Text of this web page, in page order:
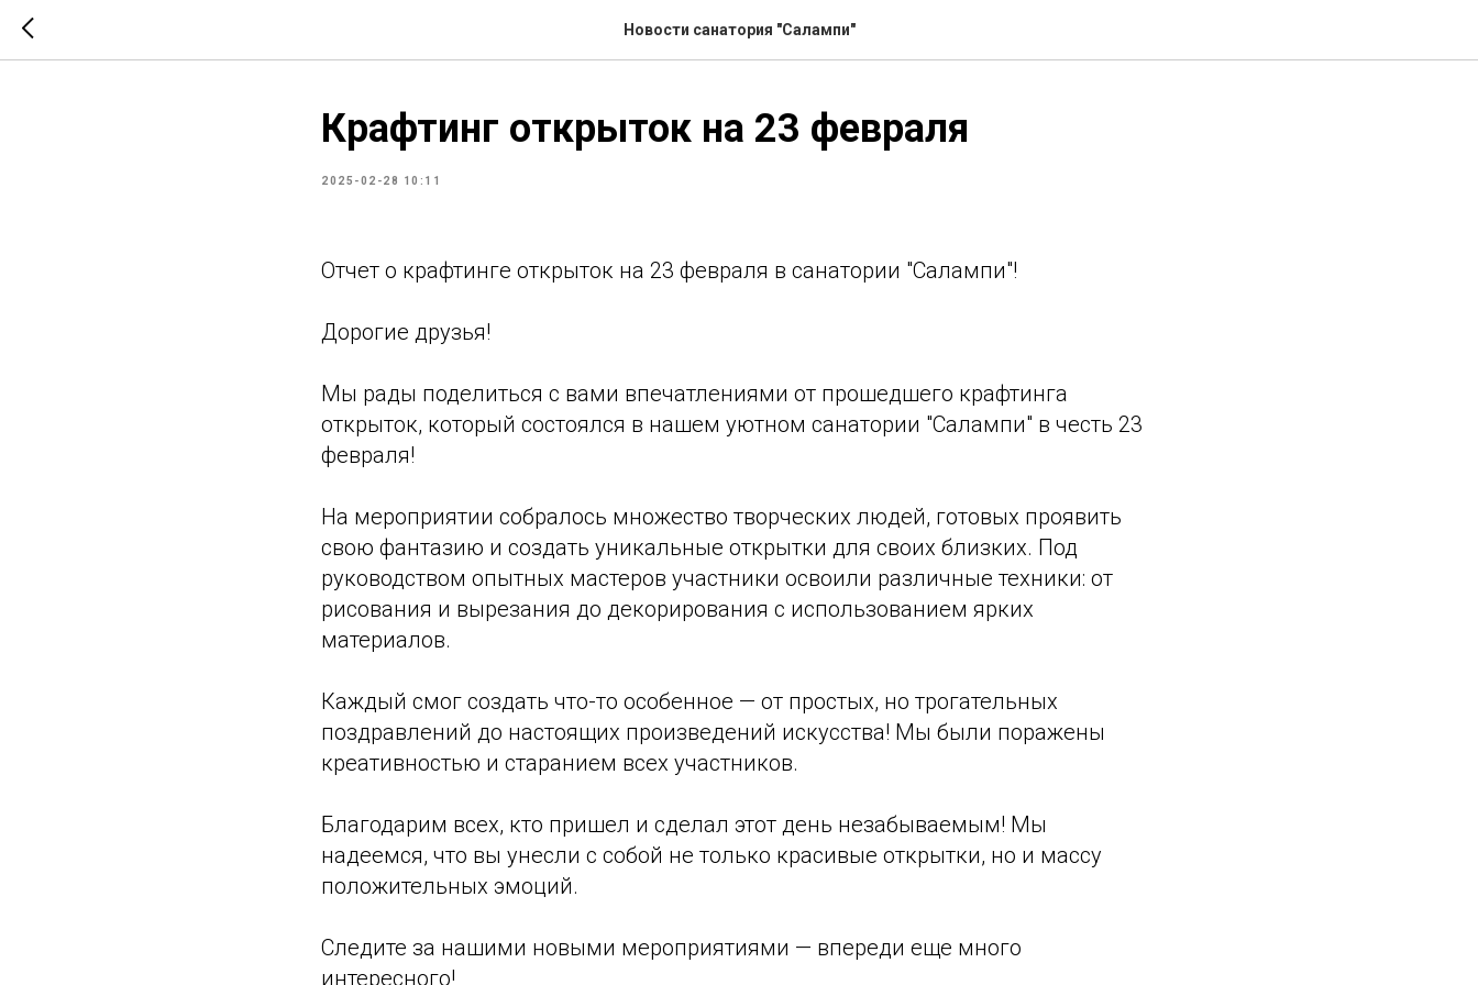
Новости санатория "Салампи"
Крафтинг открыток на 23 февраля
2025-02-28 10:11
Отчет о крафтинге открыток на 23 февраля в санатории "Салампи"!
Дорогие друзья!
Мы рады поделиться с вами впечатлениями от прошедшего крафтинга
открыток, который состоялся в нашем уютном санатории "Салампи" в честь 23
февраля!
На мероприятии собралось множество творческих людей, готовых проявить
свою фантазию и создать уникальные открытки для своих близких. Под
руководством опытных мастеров участники освоили различные техники: от
рисования и вырезания до декорирования с использованием ярких
материалов.
Каждый смог создать что-то особенное — от простых, но трогательных
поздравлений до настоящих произведений искусства! Мы были поражены
креативностью и старанием всех участников.
Благодарим всех, кто пришел и сделал этот день незабываемым! Мы
надеемся, что вы унесли с собой не только красивые открытки, но и массу
положительных эмоций.
Следите за нашими новыми мероприятиями — впереди еще много
интересного!